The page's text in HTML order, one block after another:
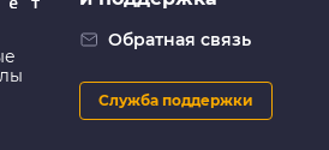
sangsin brake sp2080
stellox 002007sx
vaico v700091
valeo 598890
Обратная связь
Служба поддержки